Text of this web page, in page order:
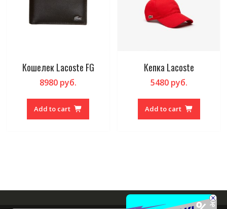
Кошелек Lacoste FG
8980 руб.
Add to cart
Кепка Lacoste
5480руб.
Add to cart
×